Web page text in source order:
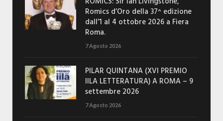
Romics d’Oro della 37^ edizione
dall’1 al 4 ottobre 2026 a Fiera
Roma.
7 Agosto 2026
PILAR QUINTANA (XVI PREMIO
IILA LETTERATURA) A ROMA – 9
settembre 2026
7 Agosto 2026